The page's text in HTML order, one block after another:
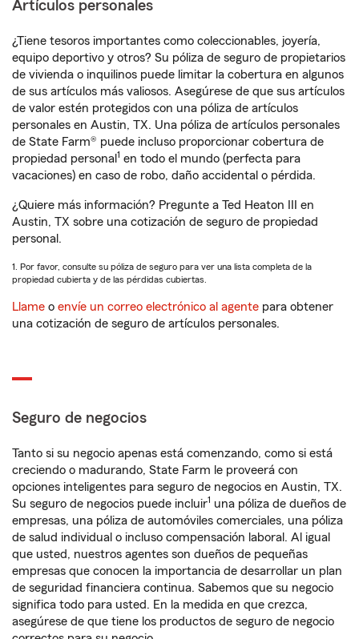
Artículos personales
¿Tiene tesoros importantes como coleccionables, joyería,
equipo deportivo y otros? Su póliza de seguro de propietarios
de vivienda o inquilinos puede limitar la cobertura en algunos
de sus artículos más valiosos. Asegúrese de que sus artículos
de valor estén protegidos con una póliza de artículos
personales en Austin, TX. Una póliza de artículos personales
de State Farm® puede incluso proporcionar cobertura de
propiedad personal 1 en todo el mundo (perfecta para
vacaciones) en caso de robo, daño accidental o pérdida.
¿Quiere más información? Pregunte a Ted Heaton III en
Austin, TX sobre una cotización de seguro de propiedad
personal.
1. Por favor, consulte su póliza de seguro para ver una lista completa de la
propiedad cubierta y de las pérdidas cubiertas.
Llame o envíe un correo electrónico al agente para obtener
una cotización de seguro de artículos personales.
Seguro de negocios
Tanto si su negocio apenas está comenzando, como si está
creciendo o madurando, State Farm le proveerá con
opciones inteligentes para seguro de negocios en Austin, TX.
Su seguro de negocios puede incluir1 una póliza de dueños de
empresas, una póliza de automóviles comerciales, una póliza
de salud individual o incluso compensación laboral. Al igual
que usted, nuestros agentes son dueños de pequeñas
empresas que conocen la importancia de desarrollar un plan
de seguridad financiera continua. Sabemos que su negocio
significa todo para usted. En la medida en que crezca,
asegúrese de que tiene los productos de seguro de negocio